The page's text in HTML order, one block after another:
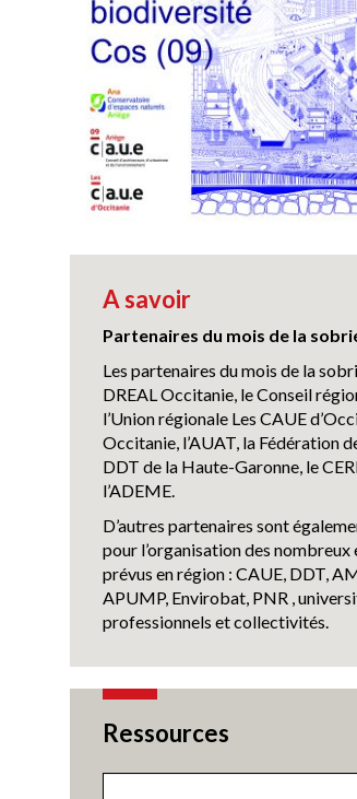
A savoir
Partenaires du mois de la
Les partenaires du mois de la
DREAL Occitanie, le Conseil
l’Union régionale Les CAUE
Occitanie, l’AUAT, la Fédération
DDT de la Haute-Garonne, le
l’ADEME.
D’autres partenaires sont
pour l’organisation des nombreux
prévus en région : CAUE, DDT,
APUMP, Envirobat, PNR ,
professionnels et collectivités.
Ressources